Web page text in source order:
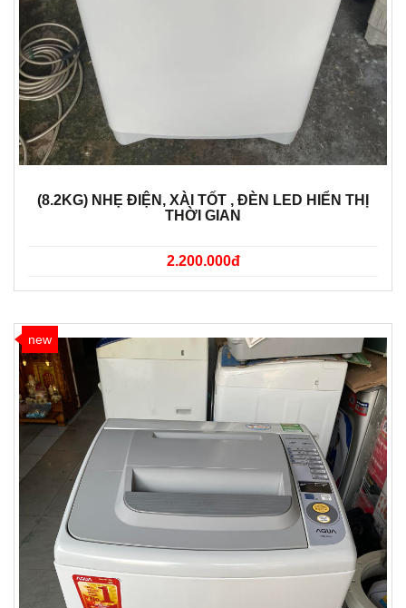
(8.2KG) NHẸ ĐIỆN, XÀI TỐT , ĐÈN LED HIỂN THỊ
THỜI GIAN
2.200.000đ
new